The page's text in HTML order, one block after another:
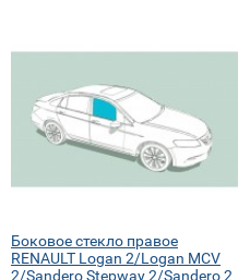
Боковое стекло правое
RENAULT Logan 2/Logan MCV
2/Sandero Stepway 2/Sandero 2